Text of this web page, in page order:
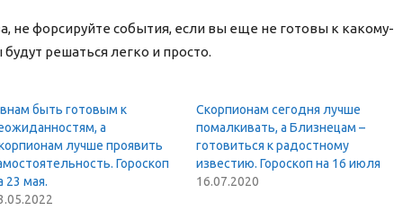
не форсируйте события, если вы еще не готовы к какому-
решаться легко и просто.
быть готовым к
а
лучше проявить
Гороскоп
23 мая.
Скорпионам сегодня лучше
помалкивать, а Близнецам –
готовиться к радостному
известию. Гороскоп на 16 июля
16.07.2020